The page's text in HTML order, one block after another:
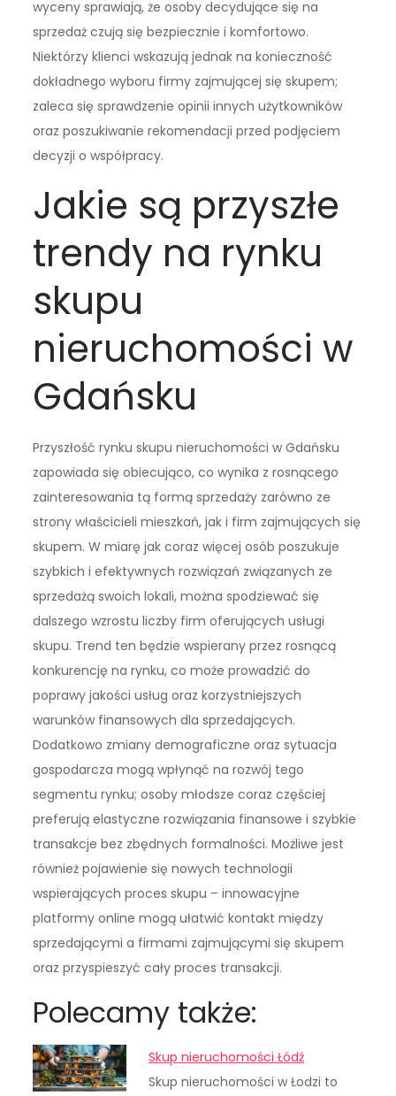
wyceny sprawiają, że osoby decydujące się na
sprzedaż czują się bezpiecznie i komfortowo.
Niektórzy klienci wskazują jednak na konieczność
dokładnego wyboru firmy zajmującej się skupem;
zaleca się sprawdzenie opinii innych użytkowników
oraz poszukiwanie rekomendacji przed podjęciem
decyzji o współpracy.
Jakie są przyszłe
trendy na rynku
skupu
nieruchomości w
Gdańsku
Przyszłość rynku skupu nieruchomości w Gdańsku
zapowiada się obiecująco, co wynika z rosnącego
zainteresowania tą formą sprzedaży zarówno ze
strony właścicieli mieszkań, jak i firm zajmujących się
skupem. W miarę jak coraz więcej osób poszukuje
szybkich i efektywnych rozwiązań związanych ze
sprzedażą swoich lokali, można spodziewać się
dalszego wzrostu liczby firm oferujących usługi
skupu. Trend ten będzie wspierany przez rosnącą
konkurencję na rynku, co może prowadzić do
poprawy jakości usług oraz korzystniejszych
warunków finansowych dla sprzedających.
Dodatkowo zmiany demograficzne oraz sytuacja
gospodarcza mogą wpłynąć na rozwój tego
segmentu rynku; osoby młodsze coraz częściej
preferują elastyczne rozwiązania finansowe i szybkie
transakcje bez zbędnych formalności. Możliwe jest
również pojawienie się nowych technologii
wspierających proces skupu – innowacyjne
platformy online mogą ułatwić kontakt między
sprzedającymi a firmami zajmującymi się skupem
oraz przyspieszyć cały proces transakcji.
Polecamy także:
Skup nieruchomości Łódź
Skup nieruchomości w Łodzi to